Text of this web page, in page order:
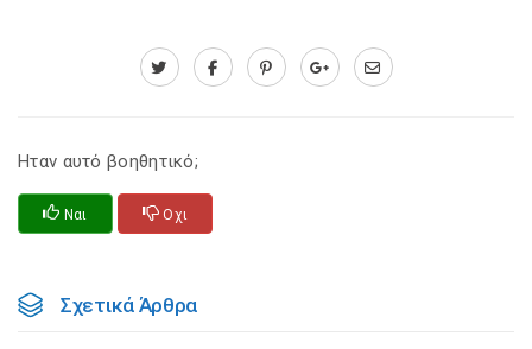
Ηταν αυτό βοηθητικό;
Ναι Οχι
Σχετικά Άρθρα